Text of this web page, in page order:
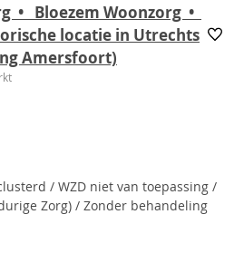
• Bloezem Woonzorg •
locatie in Utrechts
Amersfoort)
/ WZD niet van toepassing /
Zorg) / Zonder behandeling